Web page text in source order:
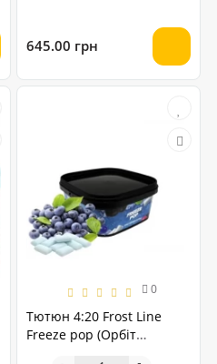
645.00 грн
0
Тютюн 4:20 Frost Line
Freeze pop (Орбіт